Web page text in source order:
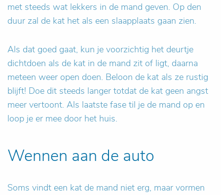
met steeds wat lekkers in de mand geven. Op den
duur zal de kat het als een slaapplaats gaan zien.
Als dat goed gaat, kun je voorzichtig het deurtje
dichtdoen als de kat in de mand zit of ligt, daarna
meteen weer open doen. Beloon de kat als ze rustig
blijft! Doe dit steeds langer totdat de kat geen angst
meer vertoont. Als laatste fase til je de mand op en
loop je er mee door het huis.
Wennen aan de auto
Soms vindt een kat de mand niet erg, maar vormen